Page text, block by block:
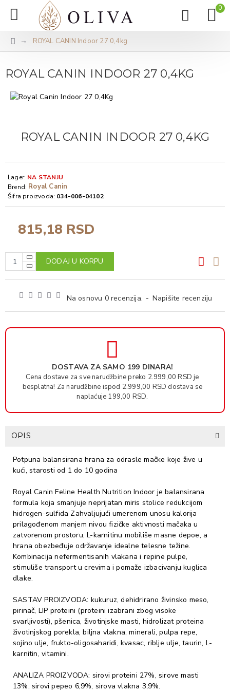
0
ROYAL CANIN Indoor 27 0,4kg
ROYAL CANIN INDOOR 27 0,4KG
ROYAL CANIN INDOOR 27 0,4KG
Na osnovu 0 recenzija. - Napišite recenziju
815,18 RSD
Lager: NA STANJU
Brend: Royal Canin
Šifra proizvoda: 034-006-04102
DODAJ U KORPU
DOSTAVA ZA SAMO 199 DINARA!
Cena dostave za sve narudžbine preko 2.999,00 RSD je
besplatna! Za narudžbine ispod 2.999,00 RSD dostava se
naplaćuje 199,00 RSD.
OPIS
Potpuna balansirana hrana za odrasle mačke koje žive u
kući, starosti od 1 do 10 godina
Royal Canin Feline Health Nutrition Indoor je balansirana
formula koja smanjuje neprijatan miris stolice redukcijom
hidrogen-sulfida Zahvaljujući umerenom unosu kalorija
prilagođenom manjem nivou fizičke aktivnosti mačaka u
zatvorenom prostoru, L-karnitinu mobiliše masne depoe, a
hrana obezbeđuje održavanje idealne telesne težine.
Kombinacija nefermentisanih vlakana i repine pulpe,
stimuliše transport u crevima i pomaže izbacivanju kuglica
dlake.
SASTAV PROIZVODA: kukuruz, dehidrirano živinsko meso,
pirinač, LIP proteini (proteini izabrani zbog visoke
svarljivosti), pšenica, životinjske masti, hidrolizat proteina
životinjskog porekla, biljna vlakna, minerali, pulpa repe,
sojino ulje, frukto-oligosaharidi, kvasac, riblje ulje, taurin, L-
karnitin, vitamini.
ANALIZA PROIZVODA: sirovi proteini 27%, sirove masti
13%, sirovi pepeo 6,9%, sirova vlakna 3,9%.